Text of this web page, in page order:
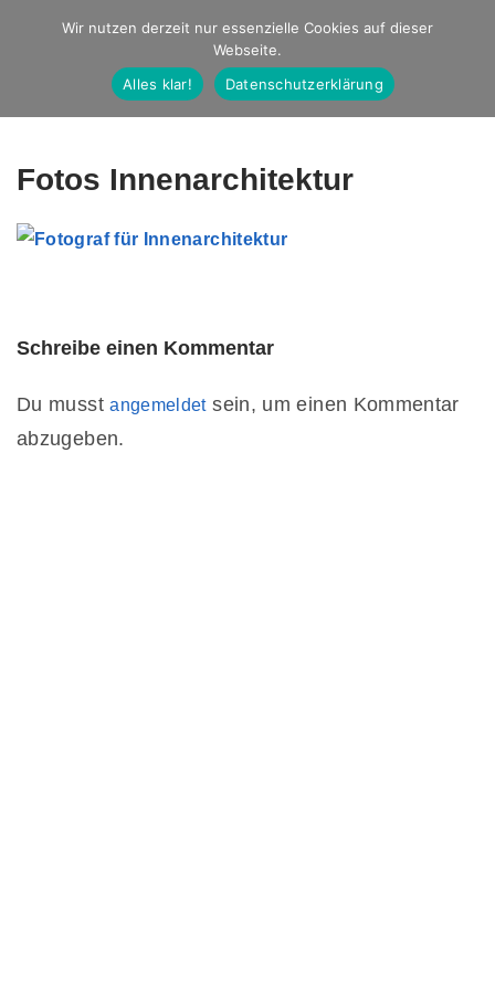
Studio Ernst
Fotografie
Fotos Innenarchitektur
Schreibe einen Kommentar
Du musstangemeldetsein, um einen Kommentar
abzugeben.
Wir nutzen derzeit nur essenzielle Cookies auf dieser
Webseite.
Alles klar!
Datenschutzerklärung